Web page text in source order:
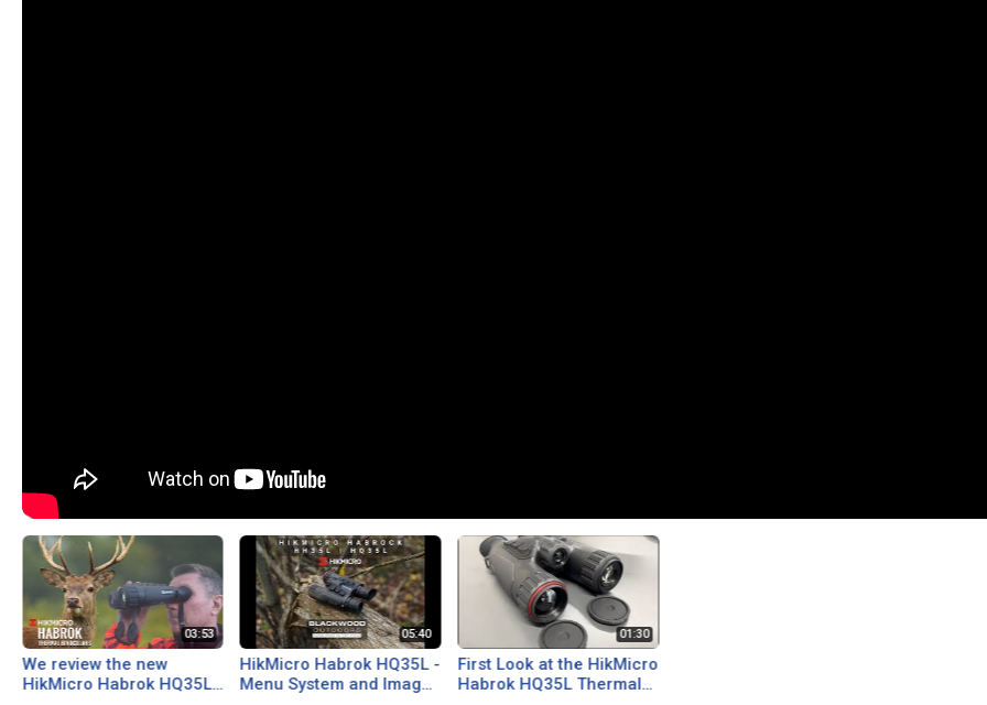
We review the new
HikMicro Habrok HQ35L
HikMicro Habrok HQ35L -
Menu System and Image
First Look at the HikMicro
Habrok HQ35L Thermal